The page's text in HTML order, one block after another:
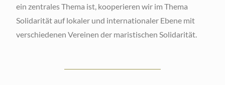
ein zentrales Thema ist, kooperieren wir im Thema
Solidarität auf lokaler und internationaler Ebene mit
verschiedenen Vereinen der maristischen Solidarität.